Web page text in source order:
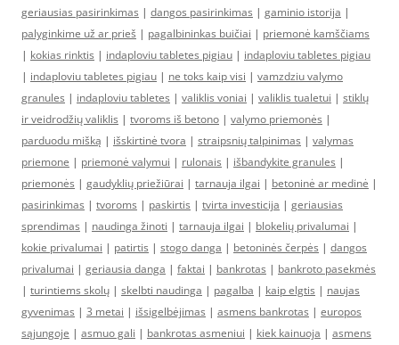
geriausias pasirinkimas | dangos pasirinkimas | gaminio istorija |
palyginkime už ar prieš | pagalbininkas buičiai | priemonė kamščiams
| kokias rinktis | indaploviu tabletes pigiau | indaploviu tabletes pigiau
| indaploviu tabletes pigiau | ne toks kaip visi | vamzdziu valymo
granules | indaploviu tabletes | valiklis voniai | valiklis tualetui | stiklų
ir veidrodžių valiklis | tvoroms iš betono | valymo priemonės |
parduodu mišką | išskirtinė tvora | straipsnių talpinimas | valymas
priemone | priemonė valymui | rulonais | išbandykite granules |
priemonės | gaudyklių priežiūrai | tarnauja ilgai | betoninė ar medinė |
pasirinkimas | tvoroms | paskirtis | tvirta investicija | geriausias
sprendimas | naudinga žinoti | tarnauja ilgai | blokelių privalumai |
kokie privalumai | patirtis | stogo danga | betoninės čerpės | dangos
privalumai | geriausia danga | faktai | bankrotas | bankroto pasekmės
| turintiems skolų | skelbti naudinga | pagalba | kaip elgtis | naujas
gyvenimas | 3 metai | išsigelbėjimas | asmens bankrotas | europos
sąjungoje | asmuo gali | bankrotas asmeniui | kiek kainuoja | asmens